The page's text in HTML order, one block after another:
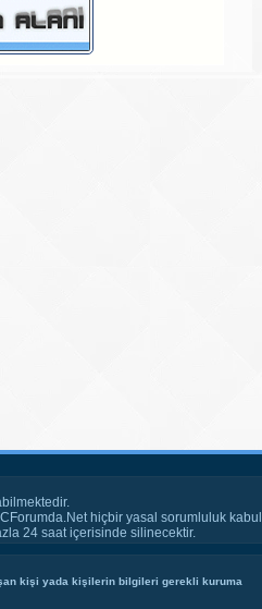
hiçbir yasal sorumluluk kabul
24 saat içerisinde silinecektir.
kişi yada kişilerin bilgileri gerekli kuruma